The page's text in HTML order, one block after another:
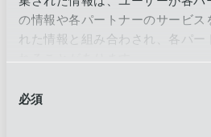
の情報や各パートナーのサービス
れた情報と組み合わされ、各パー
必須
かし、返送品が出発地まで戻るこ
ィは指摘する。「国際的な引越し
より多くの場合、商品は地域の配
で再梱包、修理、廃棄が可能かど